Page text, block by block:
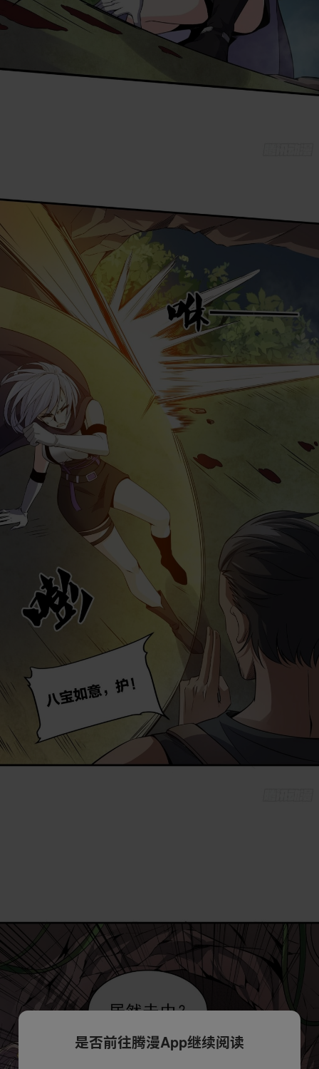
是否前往腾漫App继续阅读